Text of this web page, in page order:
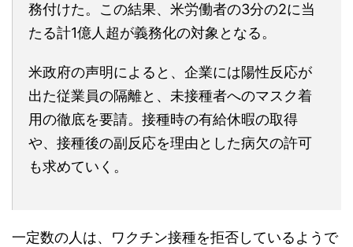
務付けた。この結果、米労働者の3分の2に当
たる計1億人超が義務化の対象となる。
米政府の声明によると、企業には陽性反応が
出た従業員の隔離と、未接種者へのマスク着
用の徹底を要請。接種時の有給休暇の取得
や、接種後の副反応を理由とした病欠の許可
も求めていく。
一定数の人は、ワクチン接種を拒否しているようで